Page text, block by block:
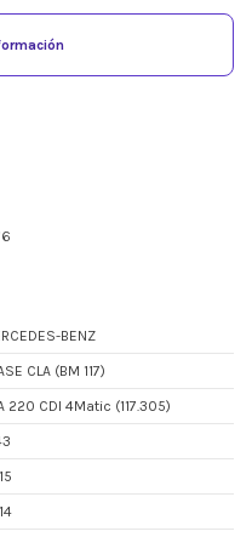
BENZ
CLA (BM 117)
220 CDI 4Matic (117.305)